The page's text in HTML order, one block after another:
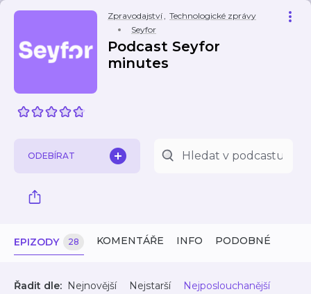
Zpravodajství, Technologické zprávy
Seyfor
Podcast Seyfor
minutes
ODEBÍRAT
EPIZODY 28 KOMENTÁŘE INFO PODOBNÉ
Řadit dle: Nejnovější Nejstarší Nejposlouchanější